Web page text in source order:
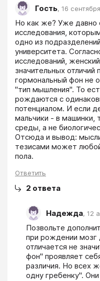
Гость, 16
Но как же? Уже давно
исследования,
одно из
университета.
исследований,
значительных
гормональный фон не
"тип мышления". То
рождаются с
потенциалом. И если
мальчики - в машинки,
среды, а не
Отсюда и вывод:
тезисами может
пола.
Ответить
2 ответа
Надежда, 12
Позвольте
при рождении мозг
отличается не
фон" проявляет
различия. Но всех
одну гребенку".